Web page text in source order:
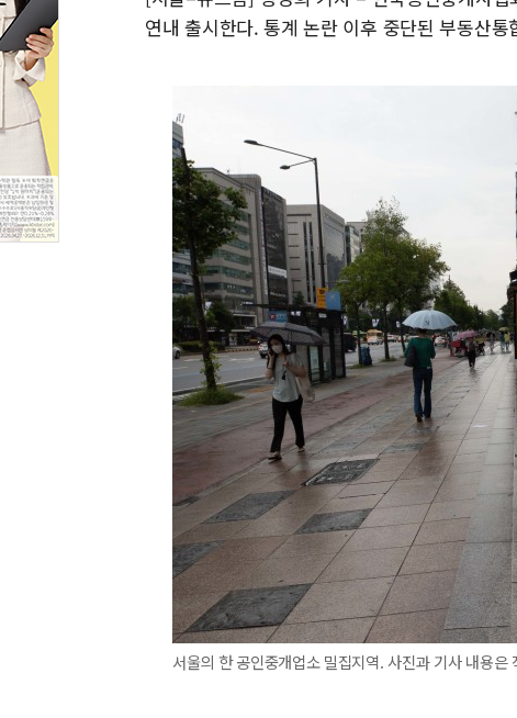
연내 출시한다. 통계 논란 이후 중단된 부동산
서울의 한 공인중개업소 밀집지역. 사진과 기사 내용